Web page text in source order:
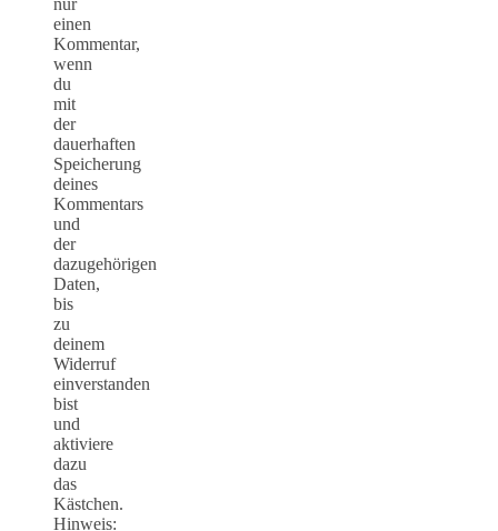
nur
einen
Kommentar,
wenn
du
mit
der
dauerhaften
Speicherung
deines
Kommentars
und
der
dazugehörigen
Daten,
bis
zu
deinem
Widerruf
einverstanden
bist
und
aktiviere
dazu
das
Kästchen.
Hinweis: